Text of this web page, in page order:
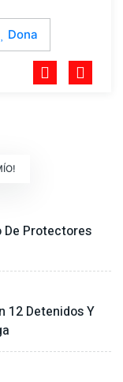
Dona
De Protectores
12 Detenidos Y